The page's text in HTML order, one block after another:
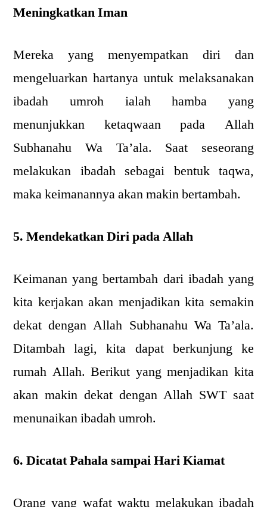
Meningkatkan Iman
Mereka yang menyempatkan diri dan
mengeluarkan hartanya untuk melaksanakan
ibadah umroh ialah hamba yang
menunjukkan ketaqwaan pada Allah
Subhanahu Wa Ta’ala. Saat seseorang
melakukan ibadah sebagai bentuk taqwa,
maka keimanannya akan makin bertambah.
5. Mendekatkan Diri pada Allah
Keimanan yang bertambah dari ibadah yang
kita kerjakan akan menjadikan kita semakin
dekat dengan Allah Subhanahu Wa Ta’ala.
Ditambah lagi, kita dapat berkunjung ke
rumah Allah. Berikut yang menjadikan kita
akan makin dekat dengan Allah SWT saat
menunaikan ibadah umroh.
6. Dicatat Pahala sampai Hari Kiamat
Orang yang wafat waktu melakukan ibadah